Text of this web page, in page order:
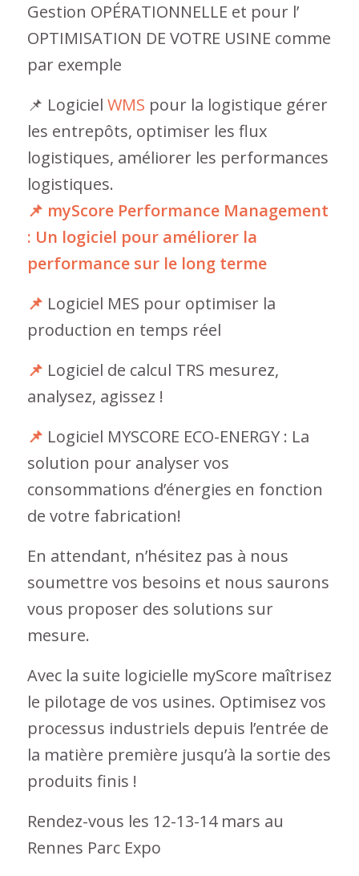
Gestion OPÉRATIONNELLE et pour l’
OPTIMISATION DE VOTRE USINE comme
par exemple
📌 Logiciel WMS pour la logistique gérer
les entrepôts, optimiser les flux
logistiques, améliorer les performances
logistiques.
📌 myScore Performance Management
: Un logiciel pour améliorer la
performance sur le long terme
📌 Logiciel MES pour optimiser la
production en temps réel
📌 Logiciel de calcul TRS mesurez,
analysez, agissez !
📌 Logiciel MYSCORE ECO-ENERGY : La
solution pour analyser vos
consommations d’énergies en fonction
de votre fabrication!
En attendant, n’hésitez pas à nous
soumettre vos besoins et nous saurons
vous proposer des solutions sur
mesure.
Avec la suite logicielle myScore maîtrisez
le pilotage de vos usines. Optimisez vos
processus industriels depuis l’entrée de
la matière première jusqu’à la sortie des
produits finis !
Rendez-vous les 12-13-14 mars au
Rennes Parc Expo